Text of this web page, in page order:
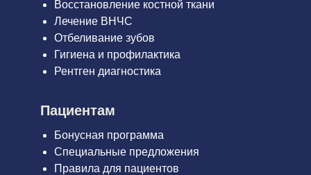
Пациентам
Бонусная программа
Специальные предложения
Правила для пациентов
Восстановление костной ткани
Лечение ВНЧС
Отбеливание зубов
Гигиена и профилактика
Рентген диагностика